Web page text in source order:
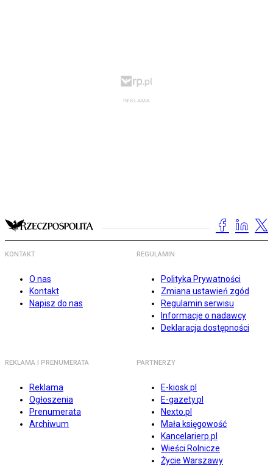
KONTAKT
O nas
Kontakt
Napisz do nas
REGULAMIN
Polityka Prywatności
Zmiana ustawień zgód
Regulamin serwisu
Informacje o nadawcy
Deklaracja dostępności
REKLAMA I PRENUMERATA
Reklama
Ogłoszenia
Prenumerata
Archiwum
PARTNERZY
E-kiosk.pl
E-gazety.pl
Nexto.pl
Mała księgowość
Kancelarierp.pl
Wieści Rolnicze
Życie Warszawy